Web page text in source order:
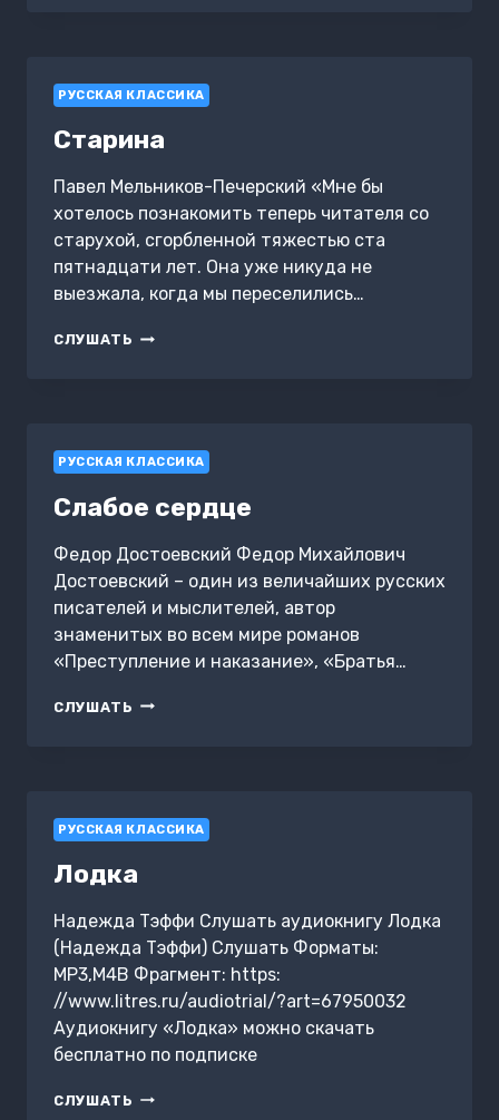
РУССКАЯ КЛАССИКА
Старина
Павел Мельников-Печерский «Мне бы
хотелось познакомить теперь читателя со
старухой, сгорбленной тяжестью ста
пятнадцати лет. Она уже никуда не
выезжала, когда мы переселились…
СЛУШАТЬ СТАРИНА
РУССКАЯ КЛАССИКА
Слабое сердце
Федор Достоевский Федор Михайлович
Достоевский – один из величайших русских
писателей и мыслителей, автор
знаменитых во всем мире романов
«Преступление и наказание», «Братья…
СЛУШАТЬ СЛАБОЕ
РУССКАЯ КЛАССИКА
Лодка
Надежда Тэффи Слушать аудиокнигу Лодка
(Надежда Тэффи) Слушать Форматы:
MP3,M4B Фрагмент: https:
//www.litres.ru/audiotrial/?art=67950032
Аудиокнигу «Лодка» можно скачать
бесплатно по подписке
СЛУШАТЬ ЛОДКА